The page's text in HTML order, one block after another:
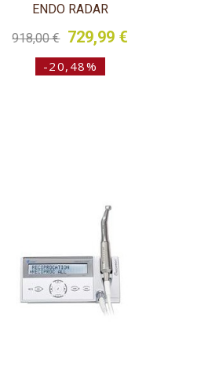
ENDO RADAR
918,00 € 729,99 €
-20,48%